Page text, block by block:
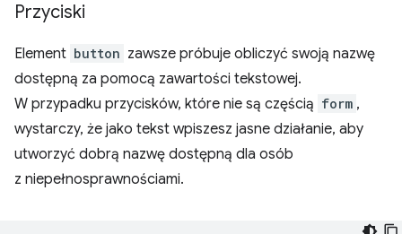
Przyciski
Element button zawsze próbuje obliczyć swoją nazwę
dostępną za pomocą zawartości tekstowej.
W przypadku przycisków, które nie są częścią form ,
wystarczy, że jako tekst wpiszesz jasne działanie, aby
utworzyć dobrą nazwę dostępną dla osób
z niepełnosprawnościami.